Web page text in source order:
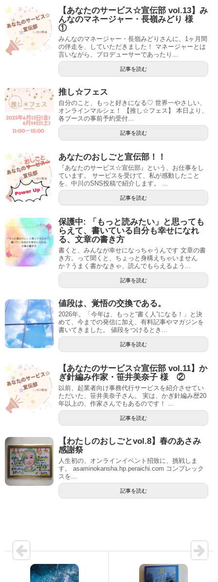
【あなたのサービス☆宣伝部 vol.13】み
んなのマネージャー・長嶺みどり 様
①
みんなのマネージャー・長嶺みどりさんに、1ヶ月間
の伴走を、していただきました！ マネージャーとは
言いながら、プロデューサーであったり...
記事を読む
推し☆フェス
自分のこと、もっと好きになる♡ 世界一やさしい、
オンラインマルシェ！ 【推し☆フェス】 本日より、
各ブースの事前予約受付...
記事を読む
あなたのおしごと宣伝部！！
『あなたのサービス☆宣伝部』という、お仕事をし
ています。 サービスを受けて、私が感動したこと
を、中川のSNS投稿で紹介します。 ...
記事を読む
保護中: 「もっと読みたい」と思っても
らえて、書いている自分も幸せになれ
る、文章の書き方
書くと、みんなが幸せになっちゃうんです 文章の書
き方。って聞くと、ちょっと身構えちゃいません
か？うまく書かなきゃ、読んでもらえるよう...
記事を読む
値段は、覚悟の交換である。
2026年。「今年は、もっと“書く人”になる！」と決
めて、今までの発信に加え、有料記事やマガジンを
書いてきました。 値段をつけるとき...
記事を読む
【あなたのサービス☆宣伝部 vol.11】か
ぎ針編み作家・笹井美奈子 様 ②
以前、起業者向け事務代行サービスを紹介させてい
ただいた、笹井美奈子さん。 実は、かぎ針編み歴20
年以上の、作家さんでもあるのです！ ...
記事を読む
【わたしのおしごとvol.8】春のあさみ
感謝祭
人生初の、オンラインイベント招致に、挑戦しま
す。 asaminokansha.hp.peraichi.com コンプレック
スを...
記事を読む